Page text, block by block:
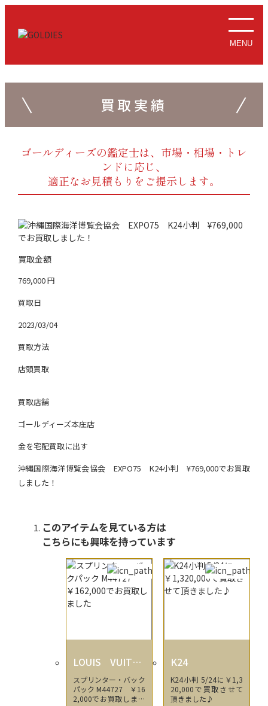
MENU
買取実績
ゴールディーズの鑑定士は、市場・相場・トレ
ンドに応じ、
適正なお見積もりをご提示します。
買取金額
769,000円
買取日
2023/03/04
買取方法
店頭買取
買取店舗
ゴールディーズ本庄店
金を宅配買取に出す
沖縄国際海洋博覧会協会 EXPO75 K24小判 ¥769,000でお買取
しました！
このアイテムを見ている方は
こちらにも興味を持っています
LOUIS VUITTO
スプリンター・バック
パック M44727 ￥16
2,000でお買取しまし
K24
K24小判 5/24に￥1,3
20,000で買取させて
頂きました♪